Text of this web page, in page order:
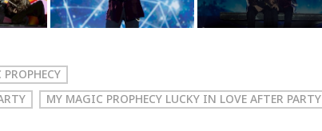
MY MAGIC PROPHECY LUCKY IN LOVE AFTER PARTY